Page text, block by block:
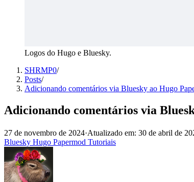
Logos do Hugo e Bluesky.
SHRMP0/
Posts/
Adicionando comentários via Bluesky ao Hugo
Adicionando comentários via
27 de novembro de 2024·Atualizado em: 30 de abril de
Bluesky Hugo Papermod Tutoriais